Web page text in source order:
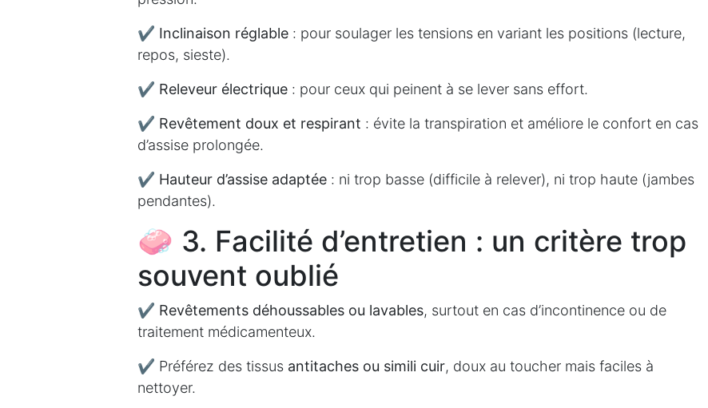
✔ Inclinaison réglable : pour soulager les tensions en variant les positions (lecture,
repos, sieste).
✔ Releveur électrique : pour ceux qui peinent à se lever sans effort.
✔ Revêtement doux et respirant : évite la transpiration et améliore le confort en cas
d’assise prolongée.
✔ Hauteur d’assise adaptée : ni trop basse (difficile à relever), ni trop haute (jambes
pendantes).
🧼 3. Facilité d’entretien : un critère trop
souvent oublié
✔ Revêtements déhoussables ou lavables, surtout en cas d’incontinence ou de
traitement médicamenteux.
✔ Préférez des tissus antitaches ou simili cuir, doux au toucher mais faciles à
nettoyer.